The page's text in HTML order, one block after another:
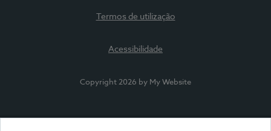
Termos de utilização
Acessibilidade
Copyright 2026 by My Website